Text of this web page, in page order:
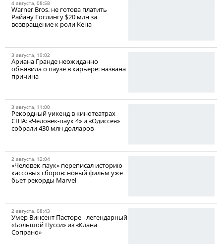
4 августа, 08:58
Warner Bros. не готова платить
Райану Гослингу $20 млн за
возвращение к роли Кена
3 августа, 19:02
Ариана Гранде неожиданно
объявила о паузе в карьере: названа
причина
3 августа, 11:00
Рекордный уикенд в кинотеатрах
США: «Человек-паук 4» и «Одиссея»
собрали 430 млн долларов
2 августа, 12:04
«Человек-паук» переписал историю
кассовых сборов: новый фильм уже
бьет рекорды Marvel
2 августа, 08:43
Умер Винсент Пасторе - легендарный
«Большой Пусси» из «Клана
Сопрано»